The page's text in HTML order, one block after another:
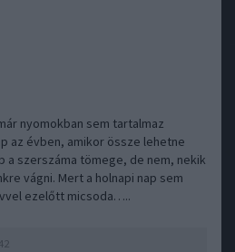
nyomokban sem tartalmaz
az évben, amikor össze lehetne
a szerszáma tömege, de nem, nekik
vágni. Mert a holnapi nap sem
ezelőtt micsoda…..